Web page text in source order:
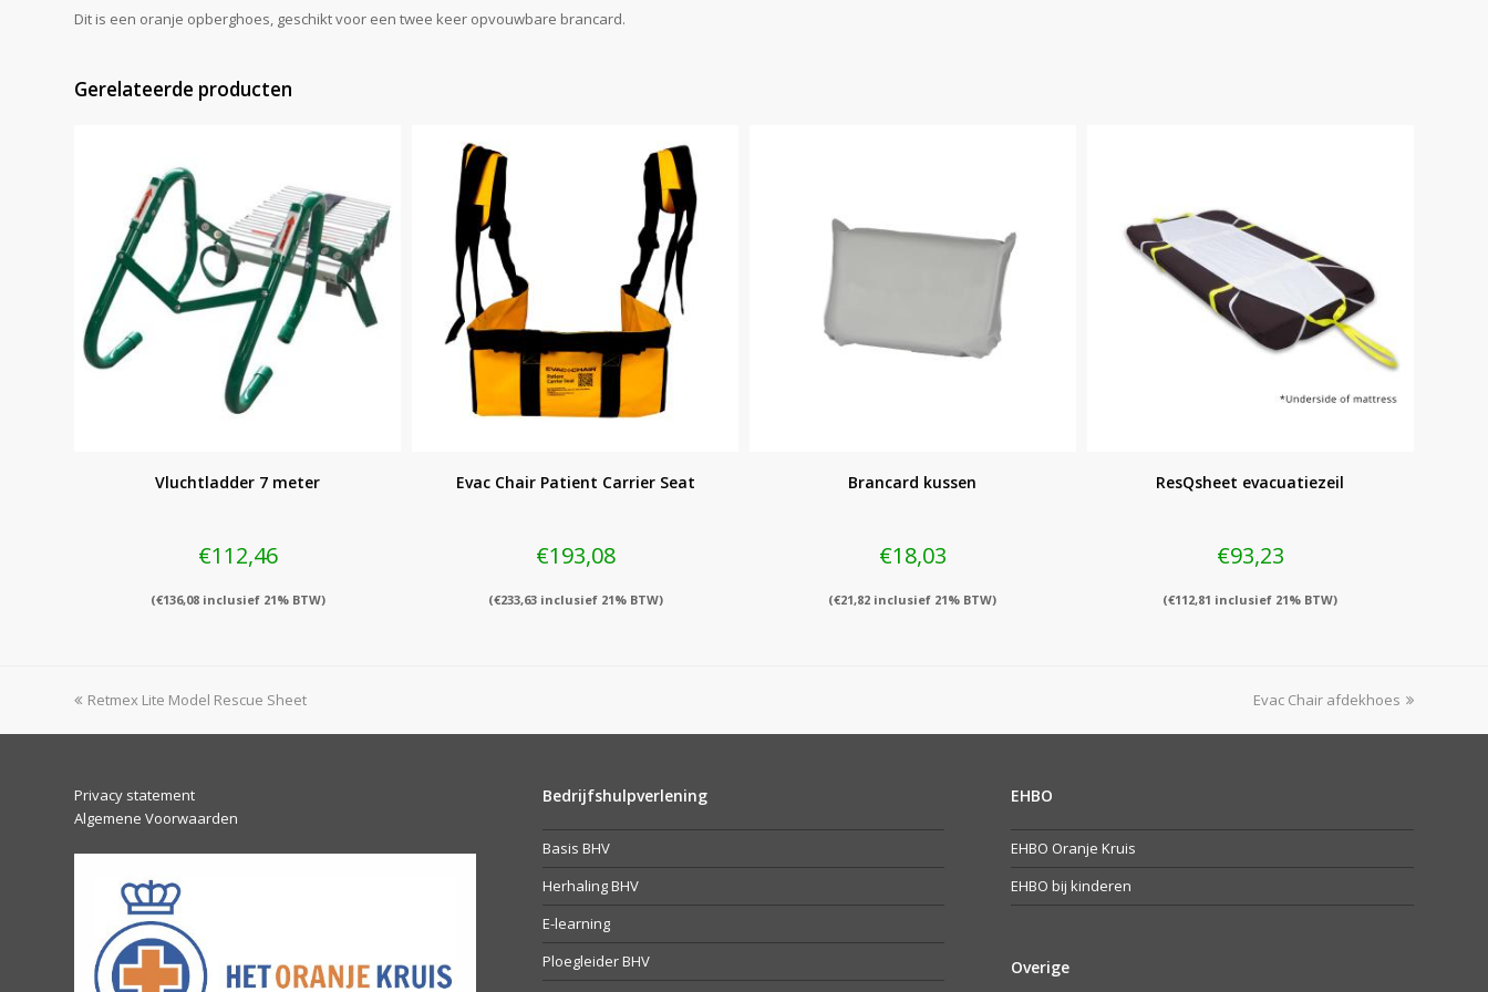
Dit is een oranje opberghoes, geschikt voor een twee keer opvouwbare brancard.
Gerelateerde producten
Vluchtladder 7 meter
€112,46
(€136,08inclusief 21% BTW)
Evac Chair Patient Carrier Seat
€193,08
(€233,63inclusief 21% BTW)
Brancard kussen
€18,03
(€21,82 inclusief 21% BTW)
ResQsheet evacuatiezeil
€93,23
(€112,81 inclusief 21% BTW)
previous
Retmex Lite Model Rescue Sheet
next
Evac Chair afdekhoes
Privacy statement
Algemene Voorwaarden
Bedrijfshulpverlening
Basis BHV
Herhaling BHV
E-learning
Ploegleider BHV
EHBO
EHBO Oranje Kruis
EHBO bij kinderen
Overige